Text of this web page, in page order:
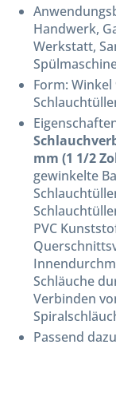
Handwerk,
Werkstatt,
Form:
mm (1 1/2
gewinkelte
PVC
Schläuche
Verbinden
Passend